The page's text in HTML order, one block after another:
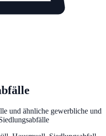
und ähnliche gewerbliche und